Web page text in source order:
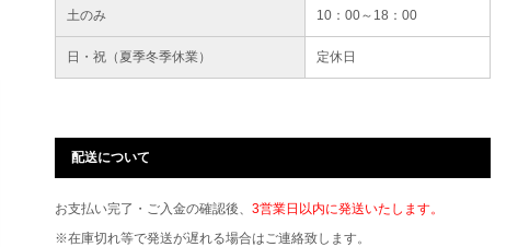
土のみ 10：00～18：00
日・祝（夏季冬季休業） 定休日
配送について
お支払い完了・ご入金の確認後、 3営業日以内に発送いたします。
※在庫切れ等で発送が遅れる場合はご連絡致します。